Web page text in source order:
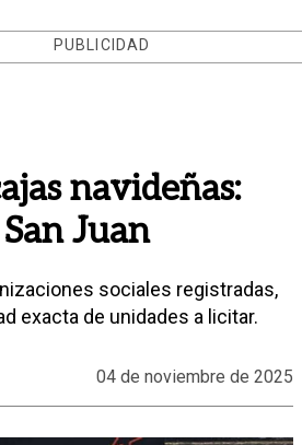
PUBLICIDAD
navideñas:
Juan
sociales registradas,
exacta de unidades a licitar.
04 de noviembre de 2025